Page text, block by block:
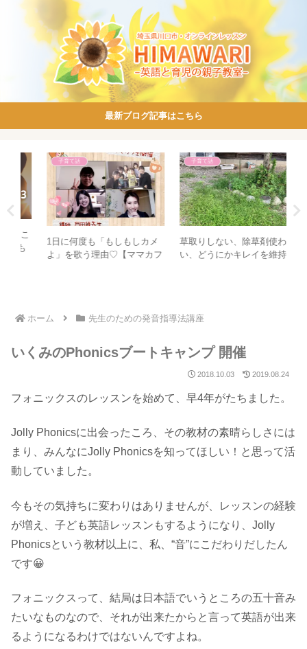
最新ブログ記事はこちら
子育て話
1日に何度も「もしもしカメ
よ」を歌う理由♡【ママカフ
子育て話
草取りしない、除草剤使わな
い、どうにかキレイを維持し
ホーム 先生のための発音指導法講座
いくみのPhonicsブートキャンプ 開催
2018.10.03 2019.08.24
フォニックスのレッスンを始めて、早4年がたちました。
Jolly Phonicsに出会ったころ、その教材の素晴らしさには
まり、みんなにJolly Phonicsを知ってほしい！と思って活
動していました。
今もその気持ちに変わりはありませんが、レッスンの経験
が増え、子ども英語レッスンもするようになり、Jolly
Phonicsという教材以上に、私、“音”にこだわりだしたん
です😀
フォニックスって、結局は日本語でいうところの五十音み
たいなものなので、それが出来たからと言って英語が出来
るようになるわけではないんですよね。